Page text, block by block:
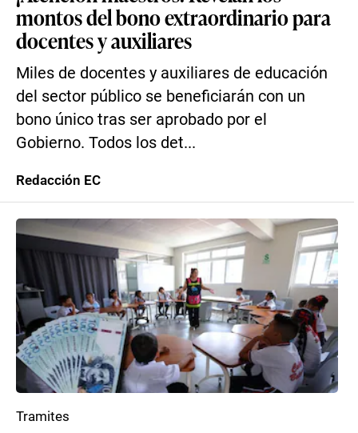
montos del bono extraordinario para
docentes y auxiliares
Miles de docentes y auxiliares de educación
del sector público se beneficiarán con un
bono único tras ser aprobado por el
Gobierno. Todos los det...
Redacción EC
Tramites